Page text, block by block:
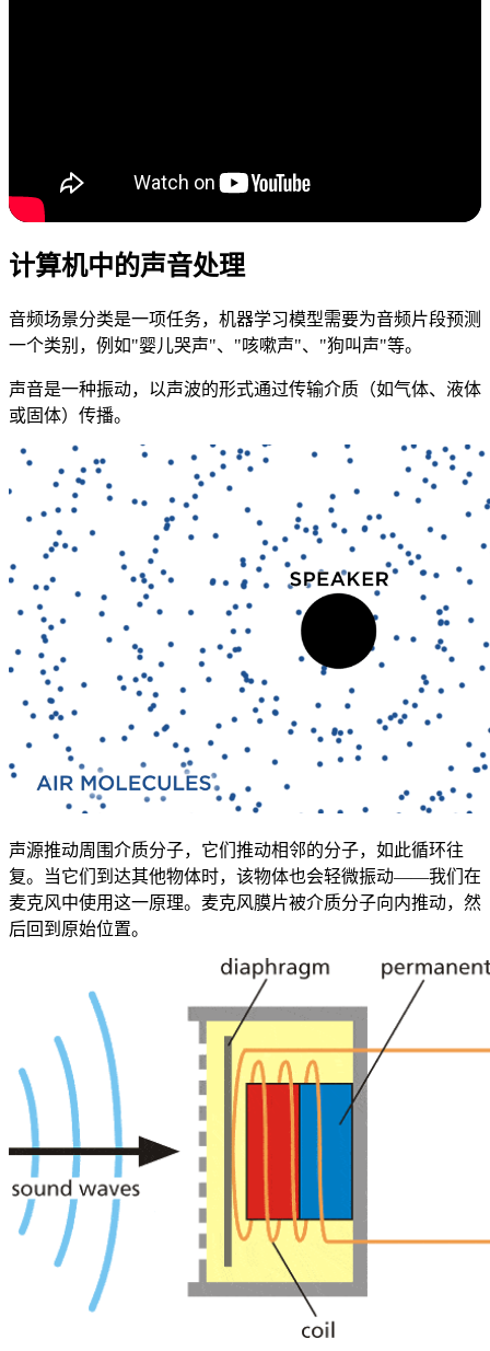
计算机中的声音处理
音频场景分类是一项任务，机器学习模型需要为音频片段预测
一个类别，例如"婴儿哭声"、"咳嗽声"、"狗叫声"等。
声音是一种振动，以声波的形式通过传输介质（如气体、液体
或固体）传播。
声源推动周围介质分子，它们推动相邻的分子，如此循环往
复。当它们到达其他物体时，该物体也会轻微振动——我们在
麦克风中使用这一原理。麦克风膜片被介质分子向内推动，然
后回到原始位置。